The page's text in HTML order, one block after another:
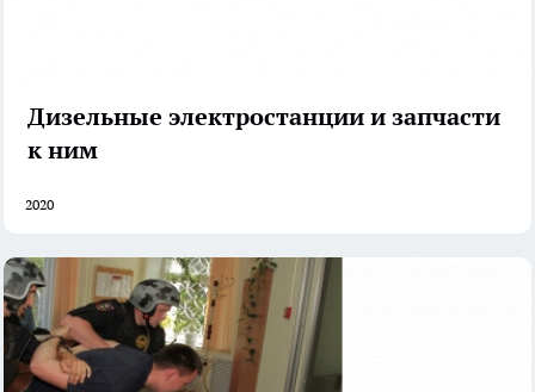
Дизельные электростанции и запчасти
к ним
2020